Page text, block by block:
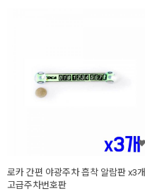
로카 간편 야광주차 흡착 알람판 x3개
고급주차번호판